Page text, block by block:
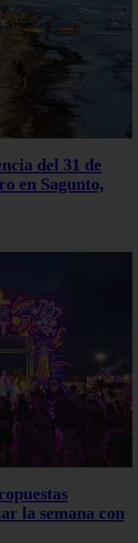
del 31 de
en Sagunto,
la semana con